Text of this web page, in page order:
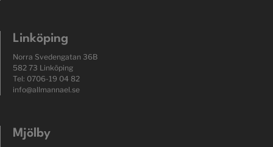
Linköping
Norra Svedengatan 36B
582 73 Linköping
Tel: 0706-19 04 82
info@allmannael.se
Mjölby